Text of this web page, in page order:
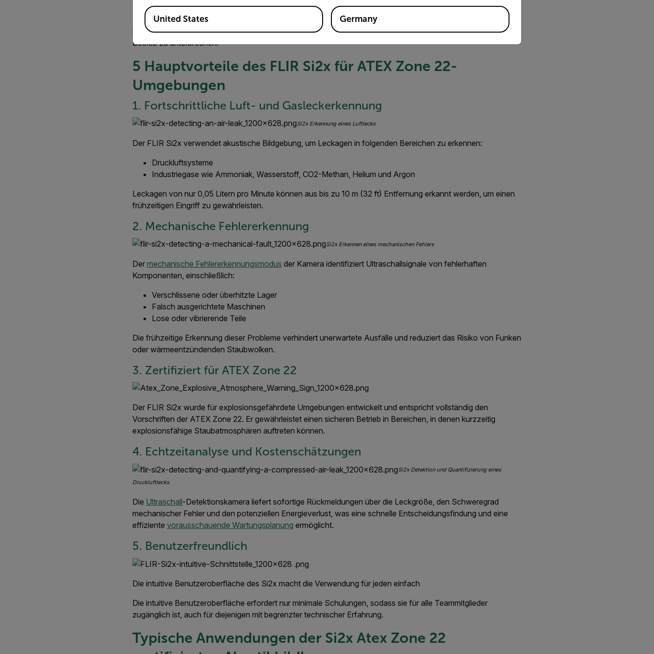
In wenigen Minuten verfügt der Manager über umsetzbare Daten, um Reparaturen zu priorisieren, eine
potenzielle Explosion und kostspielige Ausfallzeiten der Ausrüstung zu verhindern – und das alles ohne den
Betrieb zu unterbrechen.
5 Hauptvorteile des FLIR Si2x für ATEX Zone 22-
Umgebungen
1. Fortschrittliche Luft- und Gasleckerkennung
Si2x Erkennung eines Luftlecks
Der FLIR Si2x verwendet akustische Bildgebung, um Leckagen in folgenden Bereichen zu erkennen:
Druckluftsysteme
Industriegase wie Ammoniak, Wasserstoff, CO2-Methan, Helium und Argon
Leckagen von nur 0,05 Litern pro Minute können aus bis zu 10 m (32 ft) Entfernung erkannt werden, um einen
frühzeitigen Eingriff zu gewährleisten.
2. Mechanische Fehlererkennung
Si2x Erkennen eines mechanischen Fehlers
Der mechanische Fehlererkennungsmodus der Kamera identifiziert Ultraschallsignale von fehlerhaften
Komponenten, einschließlich:
Verschlissene oder überhitzte Lager
Falsch ausgerichtete Maschinen
Lose oder vibrierende Teile
Die frühzeitige Erkennung dieser Probleme verhindert unerwartete Ausfälle und reduziert das Risiko von Funken
oder wärmeentzündenden Staubwolken.
3. Zertifiziert für ATEX Zone 22
Der FLIR Si2x wurde für explosionsgefährdete Umgebungen entwickelt und entspricht vollständig den
Vorschriften der ATEX Zone 22. Er gewährleistet einen sicheren Betrieb in Bereichen, in denen kurzzeitig
explosionsfähige Staubatmosphären auftreten können.
4. Echtzeitanalyse und Kostenschätzungen
Si2x Detektion und Quantifizierung eines
Druckluftlecks
Die Ultraschall-Detektionskamera liefert sofortige Rückmeldungen über die Leckgröße, den Schweregrad
mechanischer Fehler und den potenziellen Energieverlust, was eine schnelle Entscheidungsfindung und eine
effiziente vorausschauende Wartungsplanung ermöglicht.
5. Benutzerfreundlich
Die intuitive Benutzeroberfläche des Si2x macht die Verwendung für jeden einfach
Die intuitive Benutzeroberfläche erfordert nur minimale Schulungen, sodass sie für alle Teammitglieder
zugänglich ist, auch für diejenigen mit begrenzter technischer Erfahrung.
Typische Anwendungen der Si2x Atex Zone 22
Available Locations
United States Germany